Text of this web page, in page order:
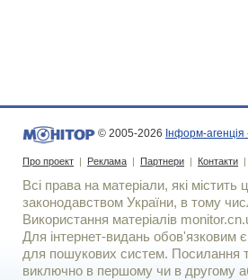
© 2005-2026 Інформ-агенція
Про проект | Реклама | Партнери | Контакти |
Всі права на матеріали, які містить
законодавством України, в тому
Використання матерiалiв
Для iнтернет-видань обов'язковим
для пошукових систем. Посилання
виключно в першому чи в другому